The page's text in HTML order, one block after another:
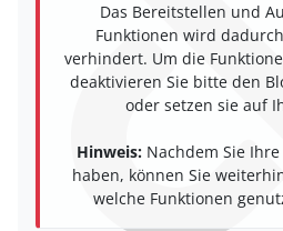
Das Bereitstellen und
Funktionen wird
verhindert. Um die
deaktivieren Sie bitte den
oder setzen sie auf
Hinweis: Nachdem Sie
haben, können Sie
welche Funktionen